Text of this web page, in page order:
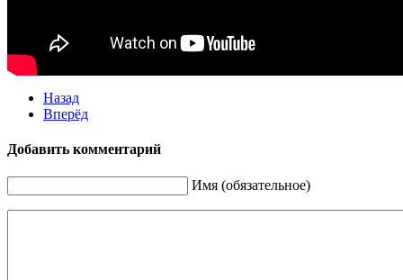
Назад
Вперёд
Добавить комментарий
Имя (обязательное)